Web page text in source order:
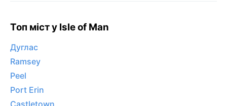
Топ міст у Isle of Man
Дуглас
Ramsey
Peel
Port Erin